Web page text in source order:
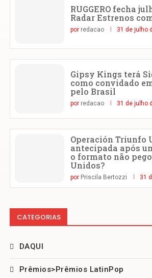
RUGGERO fecha
Radar Estrenos
por redacao 31 de julho
Gipsy Kings terá
como convidado
pelo Brasil
por redacao 31 de julho
Operación Triunfo
antecipada após
o formato não
Unidos?
por Priscila Bertozzi 31
CATEGORIAS
DAQUI
Prêmios>Prêmios LatinPop